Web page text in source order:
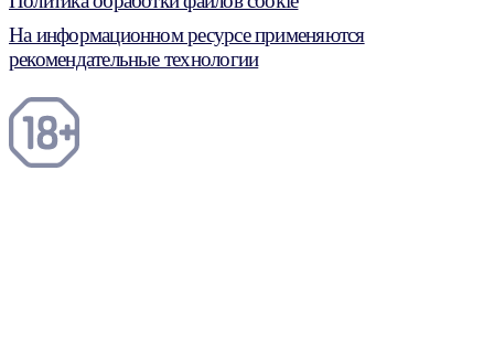
На информационном ресурсе применяются
рекомендательные технологии